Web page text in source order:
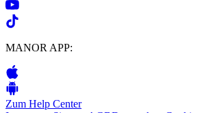
MANOR APP:
Zum Help Center